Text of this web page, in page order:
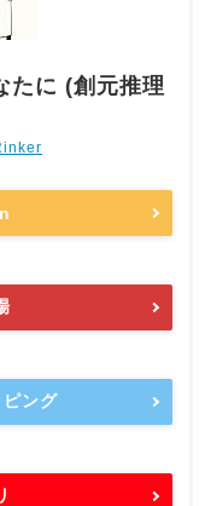
たに (創元推理
ング